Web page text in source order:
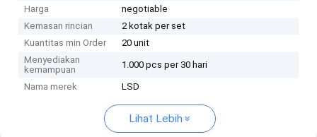
Harga
negotiable
Kemasan rincian
2 kotak per set
Kuantitas min Order
20 unit
Menyediakan
kemampuan
1.000 pcs per 30 hari
Nama merek LSD
Lihat Lebih